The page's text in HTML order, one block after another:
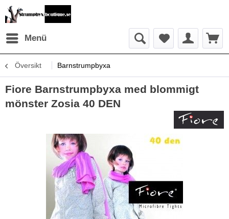
Menü
Översikt Barnstrumpbyxa
Fiore Barnstrumpbyxa med blommigt
mönster Zosia 40 DEN